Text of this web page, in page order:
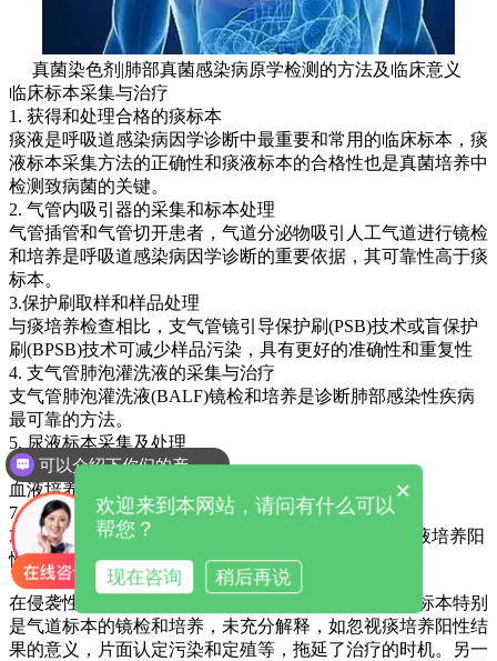
真菌染色剂|肺部真菌感染病原学检测的方法及临床意义
临床标本采集与治疗
1. 获得和处理合格的痰标本
痰液是呼吸道感染病因学诊断中最重要和常用的临床标本，痰
液标本采集方法的正确性和痰液标本的合格性也是真菌培养中
检测致病菌的关键。
2. 气管内吸引器的采集和标本处理
气管插管和气管切开患者，气道分泌物吸引人工气道进行镜检
和培养是呼吸道感染病因学诊断的重要依据，其可靠性高于痰
标本。
3.保护刷取样和样品处理
与痰培养检查相比，支气管镜引导保护刷(PSB)技术或盲保护
刷(BPSB)技术可减少样品污染，具有更好的准确性和重复性
4. 支气管肺泡灌洗液的采集与治疗
支气管肺泡灌洗液(BALF)镜检和培养是诊断肺部感染性疾病
最可靠的方法。
5. 尿液标本采集及处理
6. 血液
血液培养检测致病菌是诊断侵袭性真菌病的重要依据。
7. 胸腔积液
36%的侵袭性真菌病患者可能有胸腔积液，但胸腔积液培养阳
性是罕见的。阳性胸膜液作为无菌腔液具有诊断价值。
在侵袭性真菌疾病的诊断和治疗中，一方面忽视临床标本特别
是气道标本的镜检和培养，未充分解释，如忽视痰培养阳性结
果的意义，片面认定污染和定殖等，拖延了治疗的时机。另一
可以介绍下你们的产品么
×
欢迎来到本网站，请问有什么可以
帮您？
现在咨询 稍后再说